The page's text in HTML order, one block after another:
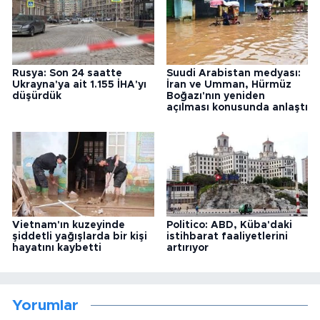
Rusya: Son 24 saatte
Ukrayna'ya ait 1.155 İHA'yı
düşürdük
Suudi Arabistan medyası:
İran ve Umman, Hürmüz
Boğazı'nın yeniden
açılması konusunda anlaştı
Vietnam'ın kuzeyinde
şiddetli yağışlarda bir kişi
hayatını kaybetti
Politico: ABD, Küba'daki
istihbarat faaliyetlerini
artırıyor
Yorumlar